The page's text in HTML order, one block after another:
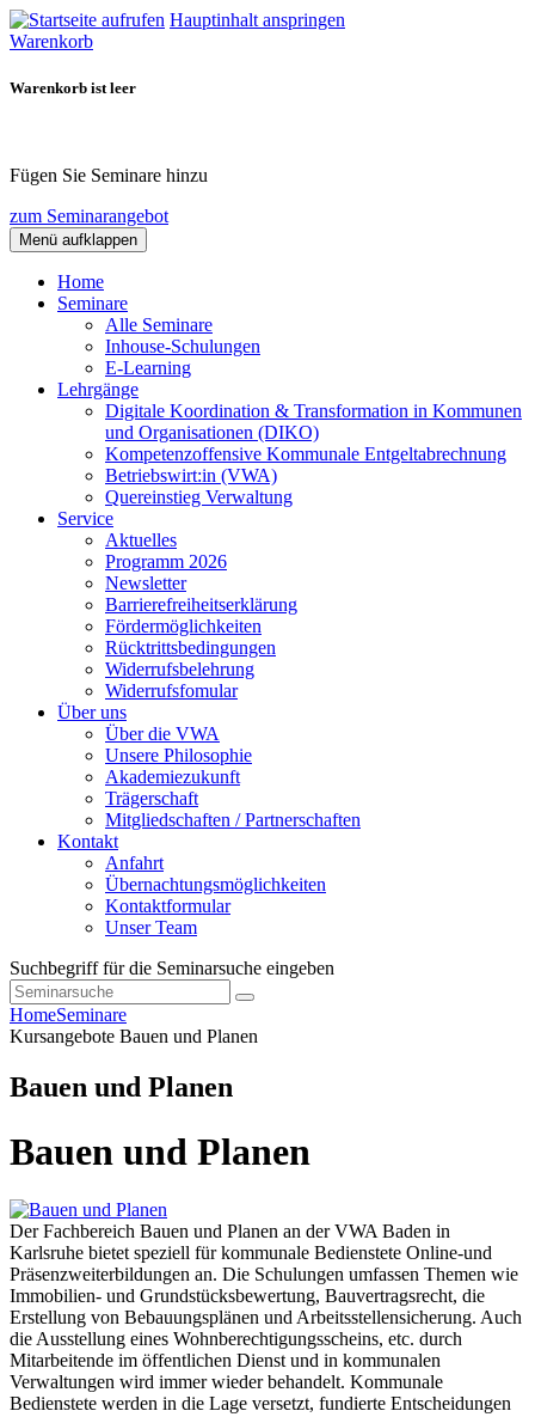
Hauptinhalt anspringen
Warenkorb
Warenkorb ist leer
Fügen Sie Seminare hinzu
zum Seminarangebot
Menü aufklappen
Home
Seminare
Alle Seminare
Inhouse-Schulungen
E-Learning
Lehrgänge
Digitale Koordination & Transformation in Kommunen
und Organisationen (DIKO)
Kompetenzoffensive Kommunale Entgeltabrechnung
Betriebswirt:in (VWA)
Quereinstieg Verwaltung
Service
Aktuelles
Programm 2026
Newsletter
Barrierefreiheitserklärung
Fördermöglichkeiten
Rücktrittsbedingungen
Widerrufsbelehrung
Widerrufsfomular
Über uns
Über die VWA
Unsere Philosophie
Akademiezukunft
Trägerschaft
Mitgliedschaften / Partnerschaften
Kontakt
Anfahrt
Übernachtungsmöglichkeiten
Kontaktformular
Unser Team
Suchbegriff für die Seminarsuche eingeben
HomeSeminare
Kursangebote Bauen und Planen
Bauen und Planen
Bauen und Planen
Der Fachbereich Bauen und Planen an der VWA Baden in
Karlsruhe bietet speziell für kommunale Bedienstete Online-und
Präsenzweiterbildungen an. Die Schulungen umfassen Themen wie
Immobilien- und Grundstücksbewertung, Bauvertragsrecht, die
Erstellung von Bebauungsplänen und Arbeitsstellensicherung. Auch
die Ausstellung eines Wohnberechtigungsscheins, etc. durch
Mitarbeitende im öffentlichen Dienst und in kommunalen
Verwaltungen wird immer wieder behandelt. Kommunale
Bedienstete werden in die Lage versetzt, fundierte Entscheidungen